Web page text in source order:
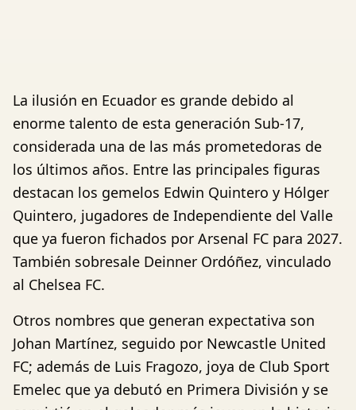
La ilusión en Ecuador es grande debido al
enorme talento de esta generación Sub-17,
considerada una de las más prometedoras de
los últimos años. Entre las principales figuras
destacan los gemelos Edwin Quintero y Hólger
Quintero, jugadores de Independiente del Valle
que ya fueron fichados por Arsenal FC para 2027.
También sobresale Deinner Ordóñez, vinculado
al Chelsea FC.
Otros nombres que generan expectativa son
Johan Martínez, seguido por Newcastle United
FC; además de Luis Fragozo, joya de Club Sport
Emelec que ya debutó en Primera División y se